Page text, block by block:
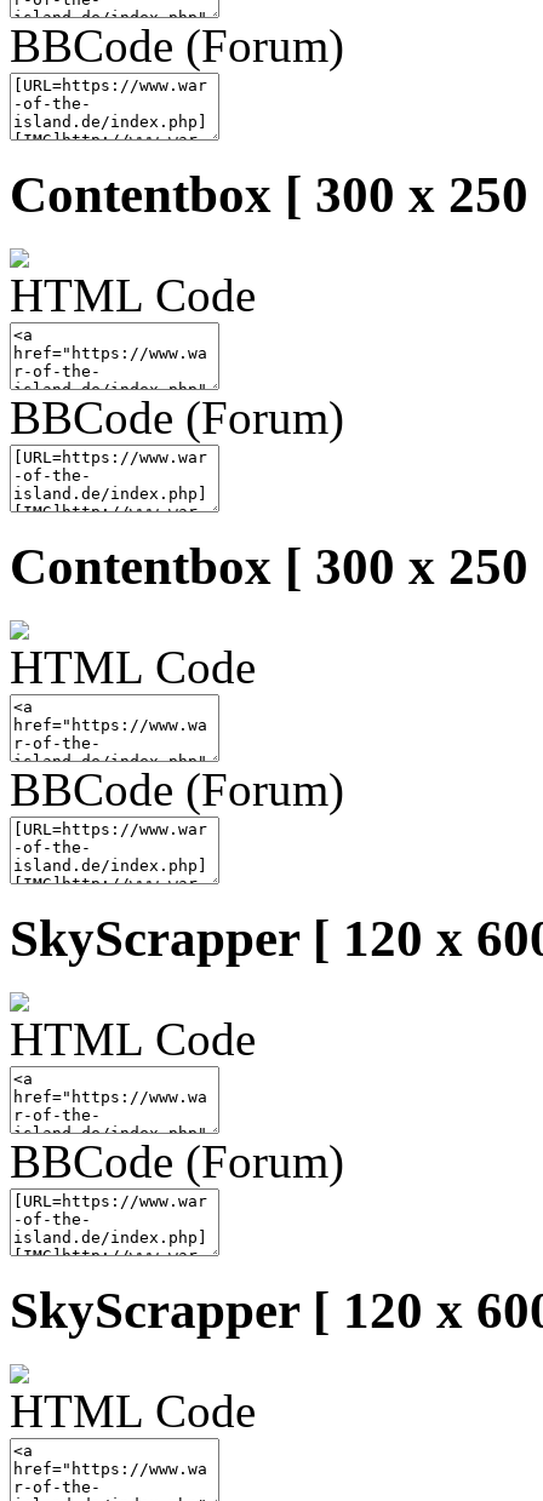
BBCode (Forum)
Contentbox [ 300 x 250
HTML Code
BBCode (Forum)
Contentbox [ 300 x 250
HTML Code
BBCode (Forum)
SkyScrapper [ 120 x
HTML Code
BBCode (Forum)
SkyScrapper [ 120 x
HTML Code